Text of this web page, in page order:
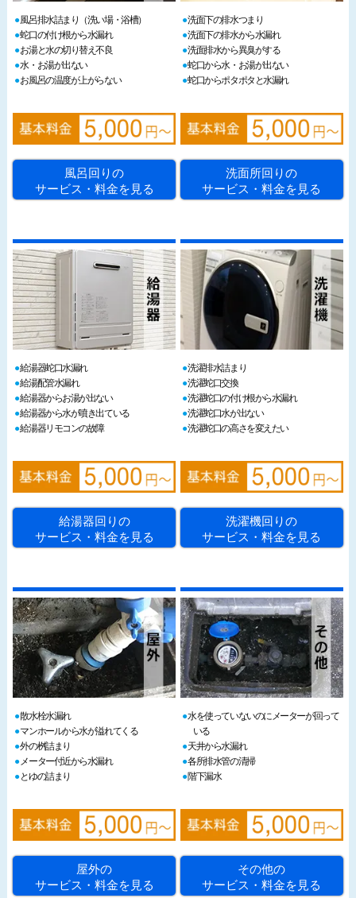
風呂排水詰まり（洗い場・浴槽）
蛇口の付け根から水漏れ
お湯と水の切り替え不良
水・お湯が出ない
お風呂の温度が上がらない
風呂回りの
サービス・料金を見る
洗面下の排水つまり
洗面下の排水から水漏れ
洗面排水から異臭がする
蛇口から水・お湯が出ない
蛇口からポタポタと水漏れ
洗面所回りの
サービス・料金を見る
給湯器蛇口水漏れ
給湯配管水漏れ
給湯器からお湯が出ない
給湯器から水が噴き出ている
給湯器リモコンの故障
給湯器回りの
サービス・料金を見る
洗濯排水詰まり
洗濯蛇口交換
洗濯蛇口の付け根から水漏れ
洗濯蛇口水が出ない
洗濯蛇口の高さを変えたい
洗濯機回りの
サービス・料金を見る
散水栓水漏れ
マンホールから水が溢れてくる
外の桝詰まり
メーター付近から水漏れ
とゆの詰まり
屋外の
サービス・料金を見る
水を使っていないのにメーターが回って
いる
天井から水漏れ
各所排水管の清掃
階下漏水
その他の
サービス・料金を見る